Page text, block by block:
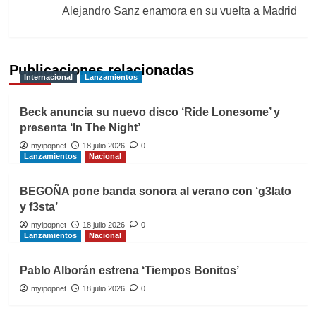
entradas
Alejandro Sanz enamora en su vuelta a Madrid
Publicaciones relacionadas
Internacional Lanzamientos
Beck anuncia su nuevo disco ‘Ride Lonesome’ y
presenta ‘In The Night’
myipopnet 18 julio 2026
0
Lanzamientos
Nacional
BEGOÑA pone banda sonora al verano con ‘g3lato
y f3sta’
myipopnet 18 julio 2026
0
Lanzamientos
Nacional
Pablo Alborán estrena ‘Tiempos Bonitos’
myipopnet 18 julio 2026 0